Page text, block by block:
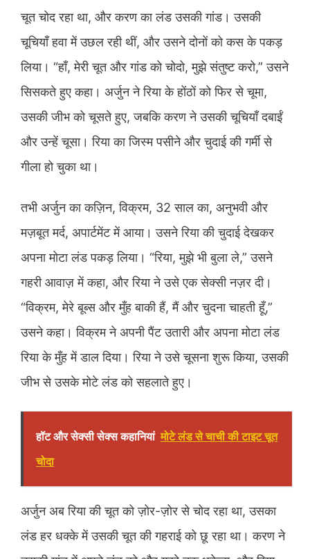
चूत चोद रहा था, और करण का लंड उसकी गांड। उसकी
चूचियाँ हवा में उछल रही थीं, और उसने दोनों को कस के पकड़
लिया। “हाँ, मेरी चूत और गांड को चोदो, मुझे संतुष्ट करो,” उसने
सिसकते हुए कहा। अर्जुन ने रिया के होंठों को फिर से चूमा,
उसकी जीभ को चूसते हुए, जबकि करण ने उसकी चूचियाँ दबाईं
और उन्हें चूसा। रिया का जिस्म पसीने और चुदाई की गर्मी से
गीला हो चुका था।
तभी अर्जुन का कज़िन, विक्रम, 32 साल का, अनुभवी और
मज़बूत मर्द, अपार्टमेंट में आया। उसने रिया की चुदाई देखकर
अपना मोटा लंड पकड़ लिया। “रिया, मुझे भी बुला ले,” उसने
गहरी आवाज़ में कहा, और रिया ने उसे एक सेक्सी नज़र दी।
“विक्रम, मेरे बूब्स और मुँह बाकी हैं, मैं और चुदना चाहती हूँ,”
उसने कहा। विक्रम ने अपनी पैंट उतारी और अपना मोटा लंड
रिया के मुँह में डाल दिया। रिया ने उसे चूसना शुरू किया, उसकी
जीभ से उसके मोटे लंड को सहलाते हुए।
हॉट और सेक्सी सेक्स कहानियां मोटे लंड से चाची की टाइट चूत
चोदा
अर्जुन अब रिया की चूत को ज़ोर-ज़ोर से चोद रहा था, उसका
लंड हर धक्के में उसकी चूत की गहराई को छू रहा था। करण ने